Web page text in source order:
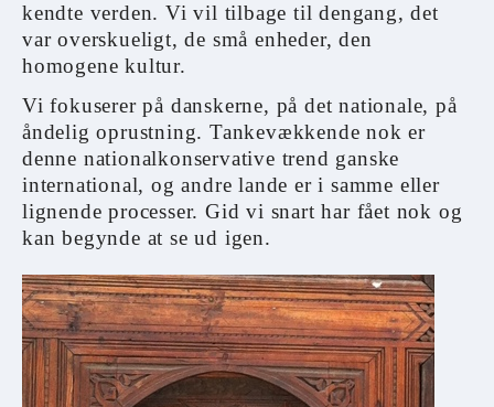
kendte verden. Vi vil tilbage til dengang, det
var overskueligt, de små enheder, den
homogene kultur.
Vi fokuserer på danskerne, på det nationale, på
åndelig oprustning. Tankevækkende nok er
denne nationalkonservative trend ganske
international, og andre lande er i samme eller
lignende processer. Gid vi snart har fået nok og
kan begynde at se ud igen.